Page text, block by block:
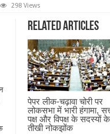
298 Views
Related Articles
पेपर लीक-चढ़ावा चोरी पर
लोकसभा में भारी हंगामा,
पक्ष और विपक्ष के सदस्यों
तीखी नोकझोंक